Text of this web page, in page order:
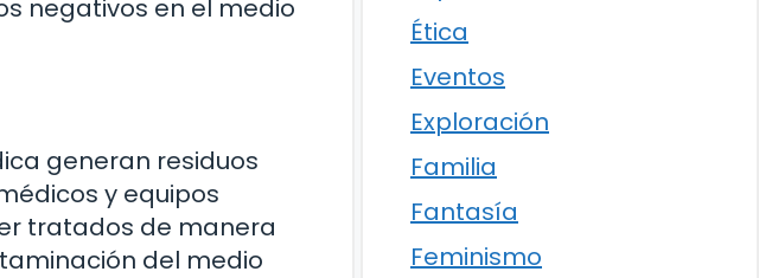
negativos en el medio
generan residuos
y equipos
tratados de manera
del medio
Ética
Eventos
Exploración
Familia
Fantasía
Feminismo